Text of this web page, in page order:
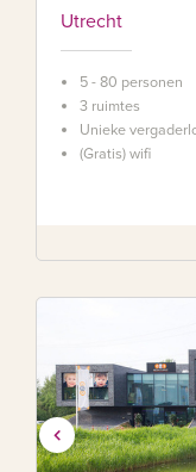
Utrecht
5 - 80 personen
3 ruimtes
Unieke
(Gratis) wifi